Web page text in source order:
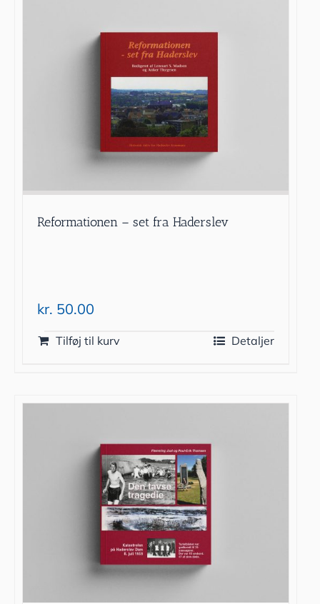
Reformationen – set fra Haderslev
kr. 50.00
Tilføj til kurv Detaljer